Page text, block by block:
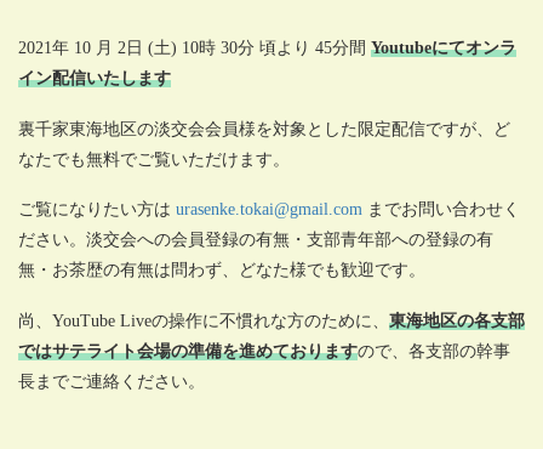
2021年 10 月 2日 (土) 10時 30分 頃より 45分間 Youtubeにてオンラ
イン配信いたします
裏千家東海地区の淡交会会員様を対象とした限定配信ですが、ど
なたでも無料でご覧いただけます。
ご覧になりたい方は urasenke.tokai@gmail.com までお問い合わせく
ださい。淡交会への会員登録の有無・支部青年部への登録の有
無・お茶歴の有無は問わず、どなた様でも歓迎です。
尚、YouTube Liveの操作に不慣れな方のために、 東海地区の各支部
ではサテライト会場の準備を進めておりますので、各支部の幹事
長までご連絡ください。